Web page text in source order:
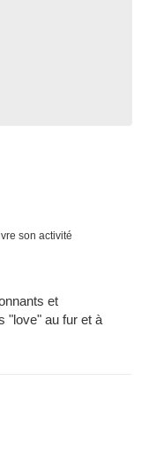
son activité
et
"love" au fur et à